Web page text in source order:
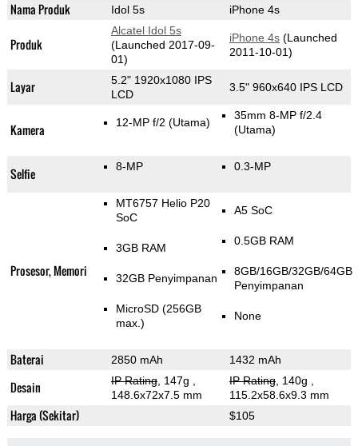
Nama Produk Idol 5s iPhone 4s
Produk
Alcatel Idol 5s
(Launched 2017-09-
01)
iPhone 4s(Launched
2011-10-01)
Layar
5.2" 1920x1080 IPS
LCD
3.5" 960x640 IPS LCD
Kamera 12-MP f/2 (Utama)
35mm 8-MP f/2.4
(Utama)
Selfie 8-MP 0.3-MP
Prosesor, Memori
MT6757 Helio P20
SoC
3GB RAM
32GB Penyimpanan
MicroSD (256GB
max.)
A5 SoC
0.5GB RAM
8GB/16GB/32GB/64GB
Penyimpanan
None
Baterai 2850 mAh 1432 mAh
Desain IP Rating, 147g
148.6x72x7.5 mm
IP Rating, 140g
115.2x58.6x9.3 mm
Harga (Sekitar) $105